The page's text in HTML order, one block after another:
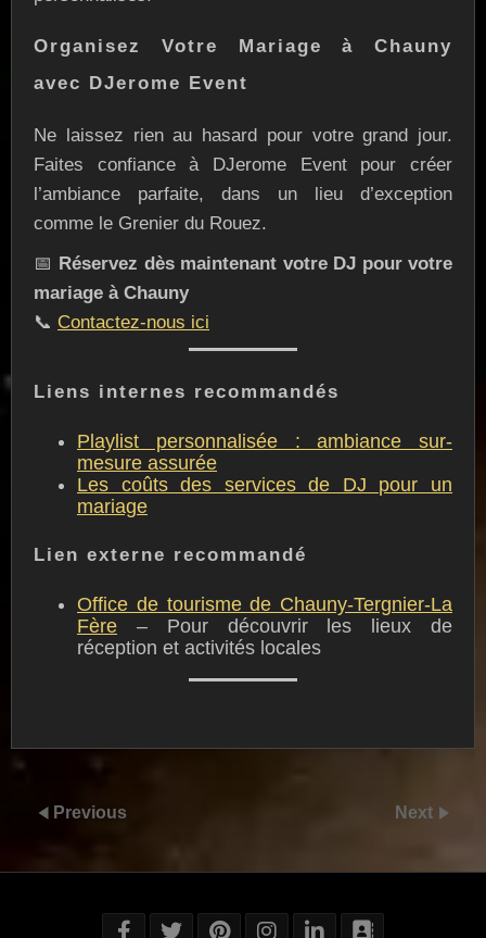
Organisez Votre Mariage à Chauny
avec DJerome Event
Ne laissez rien au hasard pour votre grand jour.
Faites confiance à DJerome Event pour créer
l’ambiance parfaite, dans un lieu d’exception
comme le Grenier du Rouez.
📅 Réservez dès maintenant votre DJ pour votre
mariage à Chauny
📞 Contactez-nous ici
Liens internes recommandés
Playlist personnalisée : ambiance sur-
mesure assurée
Les coûts des services de DJ pour un
mariage
Lien externe recommandé
Office de tourisme de Chauny-Tergnier-La
Fère – Pour découvrir les lieux de
réception et activités locales
Previous Next